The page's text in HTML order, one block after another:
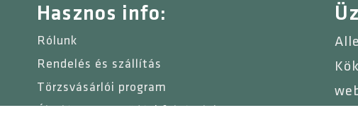
Hasznos info:
Rólunk
Rendelés és szállítás
Törzsvásárlói program
Általános szerződési feltételek